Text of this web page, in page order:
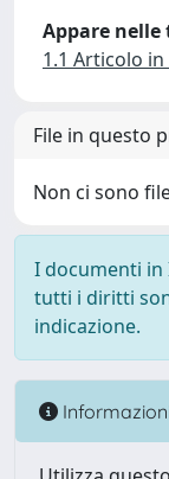
Appare nelle
1.1 Articolo
File in questo
Non ci sono
I documenti in
tutti i diritti
indicazione.